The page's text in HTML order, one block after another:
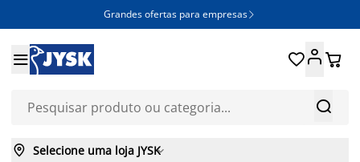
Grandes ofertas para empresas 


 
 Selecione uma loja JYSK